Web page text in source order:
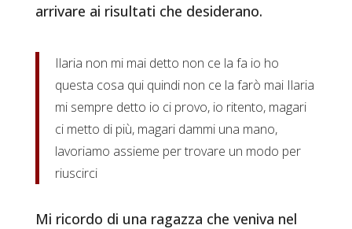
arrivare ai risultati che desiderano.
Ilaria non mi mai detto non ce la fa io ho
questa cosa qui quindi non ce la farò mai Ilaria
mi sempre detto io ci provo, io ritento, magari
ci metto di più, magari dammi una mano,
lavoriamo assieme per trovare un modo per
riuscirci
Mi ricordo di una ragazza che veniva nel